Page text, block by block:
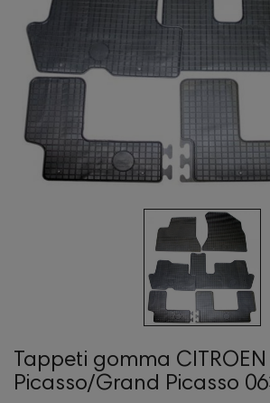
Tappeti gomma
Picasso/Grand Picasso